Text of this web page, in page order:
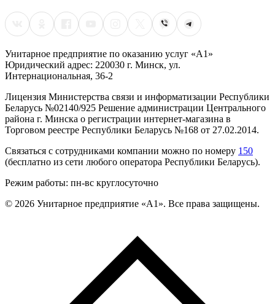
Унитарное предприятие по оказанию услуг «А1»
Юридический адрес: 220030 г. Минск, ул.
Интернациональная, 36-2
Лицензия Министерства связи и информатизации Республики
Беларусь №02140/925 Решение администрации Центрального
района г. Минска о регистрации интернет-магазина в
Торговом реестре Республики Беларусь №168 от 27.02.2014.
Связаться с сотрудниками компании можно по номеру 150
(бесплатно из сети любого оператора Республики Беларусь).
Режим работы: пн-вс круглосуточно
© 2026 Унитарное предприятие «А1». Все права защищены.